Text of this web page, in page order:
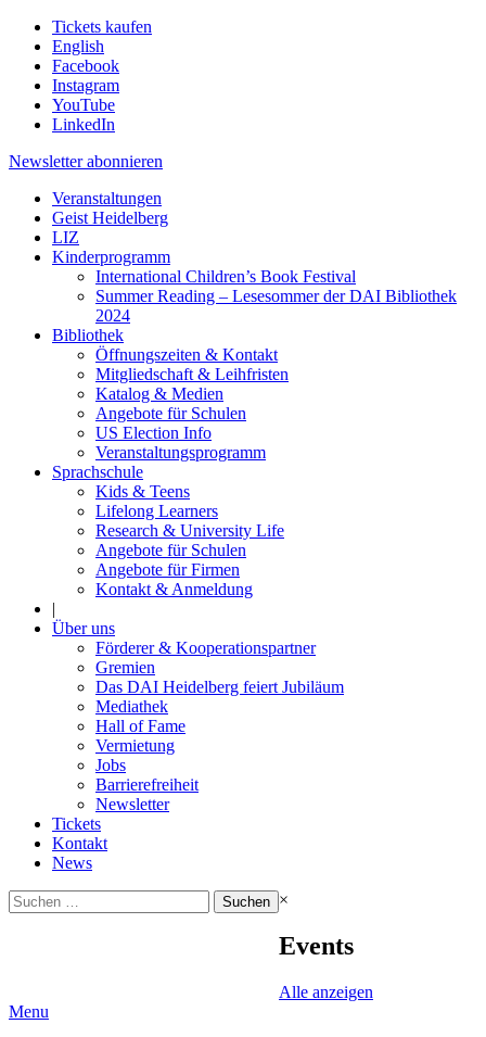
Tickets kaufen
English
Facebook
Instagram
YouTube
LinkedIn
Newsletter abonnieren
Veranstaltungen
Geist Heidelberg
LIZ
Kinderprogramm
International Children’s Book Festival
Summer Reading – Lesesommer der DAI Bibliothek
2024
Bibliothek
Öffnungszeiten & Kontakt
Mitgliedschaft & Leihfristen
Katalog & Medien
Angebote für Schulen
US Election Info
Veranstaltungsprogramm
Sprachschule
Kids & Teens
Lifelong Learners
Research & University Life
Angebote für Schulen
Angebote für Firmen
Kontakt & Anmeldung
|
Über uns
Förderer & Kooperationspartner
Gremien
Das DAI Heidelberg feiert Jubiläum
Mediathek
Hall of Fame
Vermietung
Jobs
Barrierefreiheit
Newsletter
Tickets
Kontakt
News
Suchen
nach:
×
Events
Alle anzeigen
Menu